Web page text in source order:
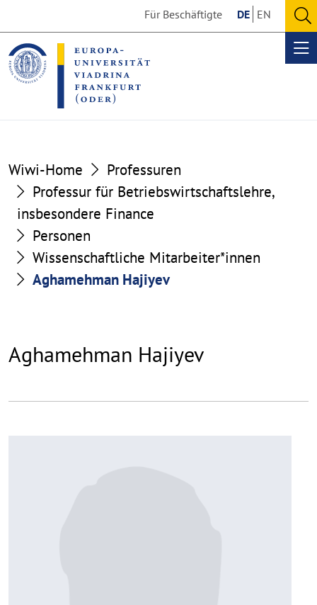
the
content
section
the
footer
section
Für Beschäftigte DE EN
Wiwi-Home
Professuren
Professur für Betriebswirtschaftslehre,
insbesondere Finance
Personen
Wissenschaftliche Mitarbeiter*innen
Aghamehman Hajiyev
Aghamehman Hajiyev